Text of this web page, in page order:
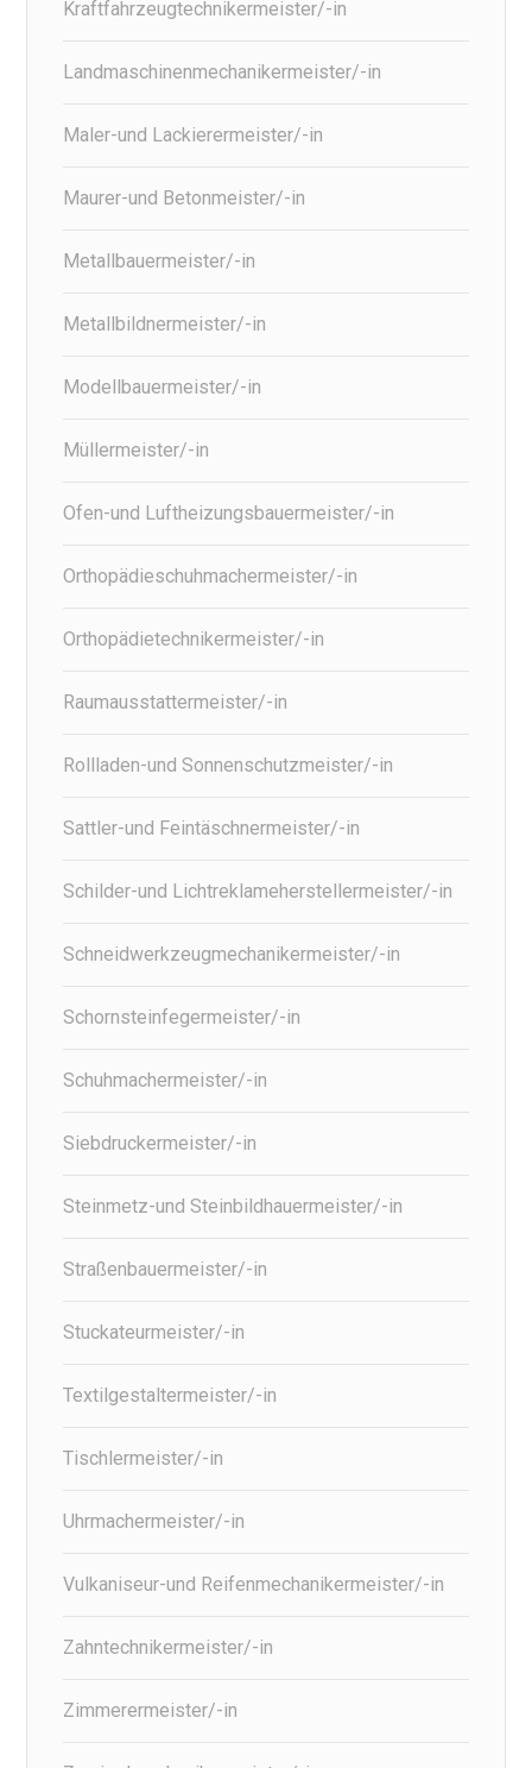
Kraftfahrzeugtechnikermeister/-in
Landmaschinenmechanikermeister/-in
Maler-und Lackierermeister/-in
Maurer-und Betonmeister/-in
Metallbauermeister/-in
Metallbildnermeister/-in
Modellbauermeister/-in
Müllermeister/-in
Ofen-und Luftheizungsbauermeister/-in
Orthopädieschuhmachermeister/-in
Orthopädietechnikermeister/-in
Raumausstattermeister/-in
Rollladen-und Sonnenschutzmeister/-in
Sattler-und Feintäschnermeister/-in
Schilder-und Lichtreklameherstellermeister/-in
Schneidwerkzeugmechanikermeister/-in
Schornsteinfegermeister/-in
Schuhmachermeister/-in
Siebdruckermeister/-in
Steinmetz-und Steinbildhauermeister/-in
Straßenbauermeister/-in
Stuckateurmeister/-in
Textilgestaltermeister/-in
Tischlermeister/-in
Uhrmachermeister/-in
Vulkaniseur-und Reifenmechanikermeister/-in
Zahntechnikermeister/-in
Zimmerermeister/-in